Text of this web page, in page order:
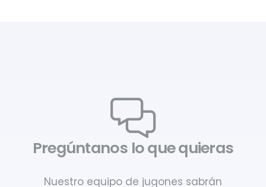
Pregúntanos lo que quieras
Nuestro equipo de jugones sabrán